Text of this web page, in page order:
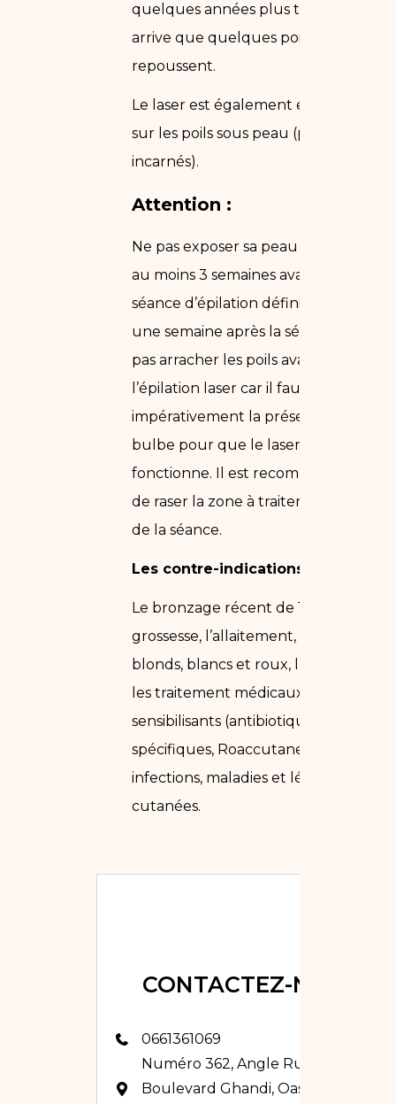
CONTACTEZ-NOUS
0661361069
Numéro 362, Angle Rue Clecy et
Boulevard Ghandi, Oasis,
quelques années plus tard car il
arrive que quelques poils isolés
repoussent.
Le laser est également efficace
sur les poils sous peau (poils
incarnés).
Attention :
Ne pas exposer sa peau au soleil
au moins 3 semaines avant la
séance d’épilation définitive, et
une semaine après la séance. Ne
pas arracher les poils avant
l’épilation laser car il faut
impérativement la présence du
bulbe pour que le laser
fonctionne. Il est recommandé
de raser la zone à traiter la veille
de la séance.
Les contre-indications :
Le bronzage récent de 10 jours, la
grossesse, l’allaitement, les poils
blonds, blancs et roux, l’herpès et
les traitement médicaux photo
sensibilisants (antibiotiques
spécifiques, Roaccutane…), les
infections, maladies et lésions
cutanées.